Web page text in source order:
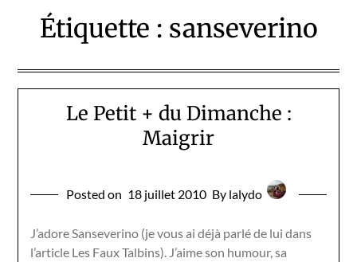
Étiquette : sanseverino
Le Petit + du Dimanche :
Maigrir
Posted on 18 juillet 2010 By lalydo
J’adore Sanseverino (je vous ai déjà parlé de lui dans
l’article Les Faux Talbins). J’aime son humour, sa